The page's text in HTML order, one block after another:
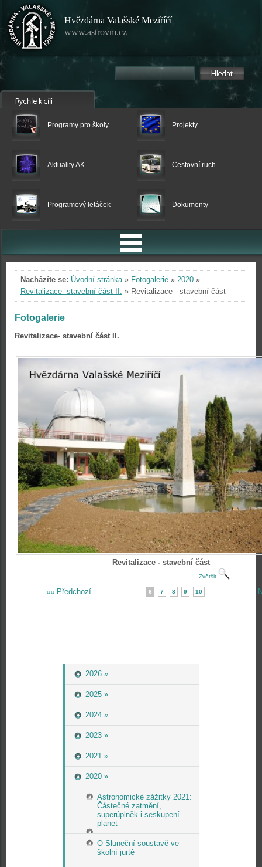
Hvězdárna Valašské Meziříčí
www.astrovm.cz
Programy pro školy Projekty
Aktuality AK Cestovní ruch
Programový letáček Dokumenty
2026 »
2025 »
2024 »
2023 »
2021 »
2020 »
Astronomické zážitky 2021:
Částečné zatmění,
superúplněk i seskupení
planet
O Sluneční soustavě ve
školní jurtě
Nacházíte se: Úvodní stránka» Fotogalerie » 2020 »
Revitalizace- stavební část II. » Revitalizace - stavební část
Fotogalerie
Revitalizace- stavební část II.
Revitalizace - stavební část
Zvětšit
«« Předchozí 6 7 8 9 10